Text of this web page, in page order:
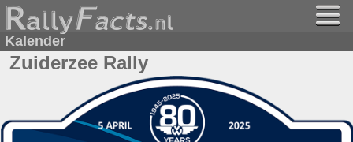
Kalender
Zuiderzee Rally